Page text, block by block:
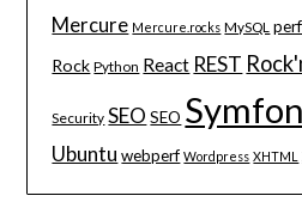
Mercure Mercure.rocks MySQL
Rock Python React REST
Security SEO SEO
Ubuntu webperf Wordpress XHTML